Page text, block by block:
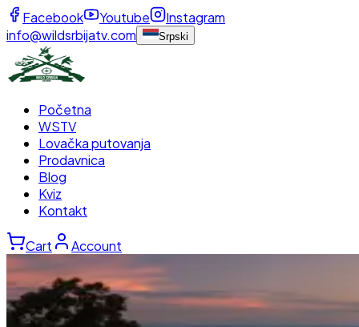
Facebook Youtube
Instagram
info@wildsrbijatv.com
Srpski
Početna
WSTV
Lovačka putovanja
Prodavnica
Blog
Kviz
Kontakt
Cart Account